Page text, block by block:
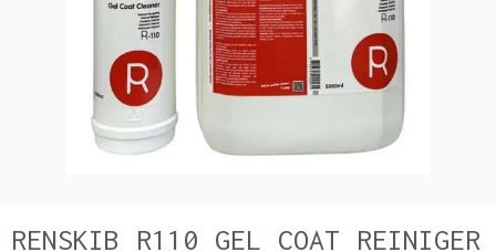
RENSKIB R110 GEL COAT REINIGER